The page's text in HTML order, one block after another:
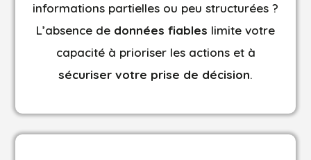
informations partielles ou peu structurées ?
L’absence de données fiables limite votre
capacité à prioriser les actions et à
sécuriser votre prise de décision.